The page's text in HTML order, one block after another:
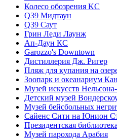
Колесо обозрения KC
Q39 Мидтаун
Q39 Саут
Грин Леди Лаунж
Ап-Даун КС
Garozzo's Downtown
Дистиллерия Дж. Ригер
Пляж для купания на
Зоопарк и океанариум
Музей искусств
Детский музей
Музей бейсбольных
Сайенс Сити на Юнион
Президентская
Музей парохода Арабия